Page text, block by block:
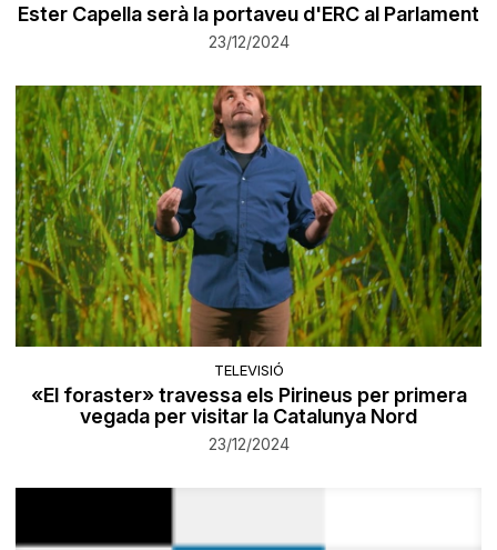
Ester Capella serà la portaveu d'ERC al Parlament
23/12/2024
TELEVISIÓ
«El foraster» travessa els Pirineus per primera
vegada per visitar la Catalunya Nord
23/12/2024